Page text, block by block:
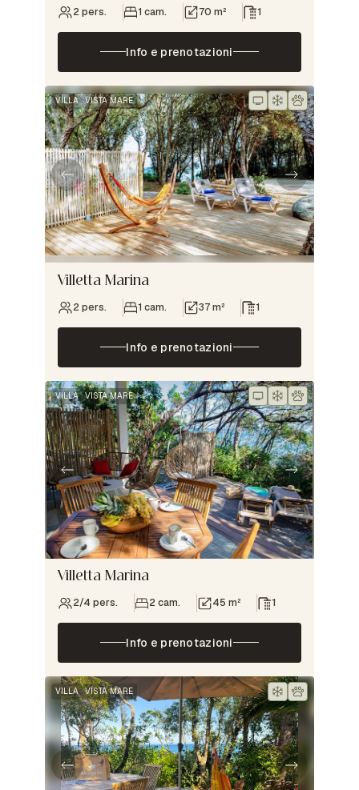
2 pers. 1 cam. 70 m² 1
Info e prenotazioni
VILLA VISTA MARE
Villetta Marina
2 pers. 1 cam. 37 m² 1
Info e prenotazioni
VILLA VISTA MARE
Villetta Marina
2/4 pers. 2 cam. 45 m² 1
Info e prenotazioni
VILLA VISTA MARE